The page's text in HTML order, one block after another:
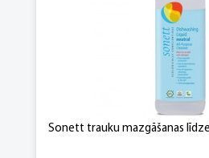
Sonett trauku mazgāšanas